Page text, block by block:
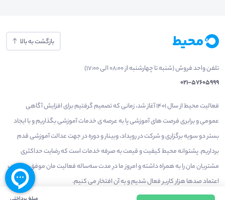
بازگشت به بالا
تلفن واحد فروش (شنبه تا چهارشنبه از 08:00 الی 17:00)
021-57605999
فعالیت محیط از سال 1401 آغاز شد، زمانی که تصمیم گرفتیم برای افزایش آگاهی
عمومی و برابری فرصت های آموزشی پا به عرصه ی خدمات آموزشی بگذاریم و با ایجاد
بستر دو سویه برگزاری و شرکت در رویداد، وبینار و دوره در جهت عدالت آموزشی قدم
برداریم. پشتوانه محیط کیفیت و قیمت به صرفه خدمات است که رضایت حداکثری
مشتریان مان را به همراه داشته و امروز ما در مدت سه‌ساله فعالیت مان موفق به کسب
اعتماد صدها هزار کاربر فعال شدیم و به آن افتخار می‌ کنیم.